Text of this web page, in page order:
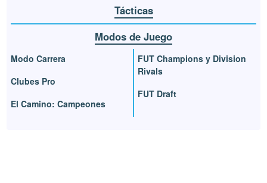
Tácticas
Modos de Juego
Modo Carrera
Clubes Pro
El Camino: Campeones
FUT Champions y Division
Rivals
FUT Draft